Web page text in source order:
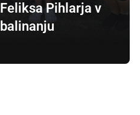
Feliksa Pihlarja v
balinanju